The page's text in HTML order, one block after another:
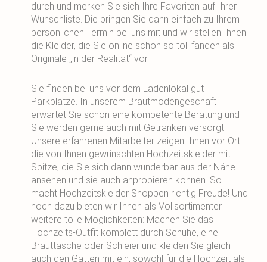
durch und merken Sie sich Ihre Favoriten auf Ihrer
Wunschliste. Die bringen Sie dann einfach zu Ihrem
persönlichen Termin bei uns mit und wir stellen Ihnen
die Kleider, die Sie online schon so toll fanden als
Originale „in der Realität“ vor.
Sie finden bei uns vor dem Ladenlokal gut
Parkplätze. In unserem Brautmodengeschäft
erwartet Sie schon eine kompetente Beratung und
Sie werden gerne auch mit Getränken versorgt.
Unsere erfahrenen Mitarbeiter zeigen Ihnen vor Ort
die von Ihnen gewünschten Hochzeitskleider mit
Spitze, die Sie sich dann wunderbar aus der Nähe
ansehen und sie auch anprobieren können. So
macht Hochzeitskleider Shoppen richtig Freude! Und
noch dazu bieten wir Ihnen als Vollsortimenter
weitere tolle Möglichkeiten: Machen Sie das
Hochzeits-Outfit komplett durch Schuhe, eine
Brauttasche oder Schleier und kleiden Sie gleich
auch den Gatten mit ein, sowohl für die Hochzeit als